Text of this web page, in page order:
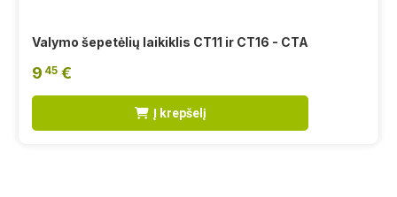
Valymo šepetėlių laikiklis CT11 ir CT16 - CTA
9 45 €
Į krepšelį